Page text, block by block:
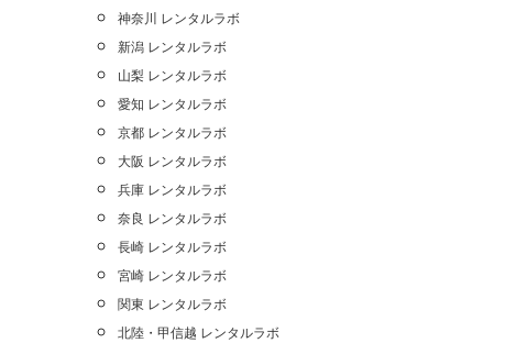
神奈川 レンタルラボ
新潟 レンタルラボ
山梨 レンタルラボ
愛知 レンタルラボ
京都 レンタルラボ
大阪 レンタルラボ
兵庫 レンタルラボ
奈良 レンタルラボ
長崎 レンタルラボ
宮崎 レンタルラボ
関東 レンタルラボ
北陸・甲信越 レンタルラボ